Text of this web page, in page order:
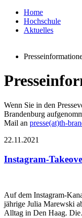
Home
Hochschule
Aktuelles
Wenn Sie in den
Brandenburg
Mail an presse(at)th-
22.11.2021
Instagram-
Auf dem Instagram-
jährige Julia Marewski
Alltag in Den Haag.